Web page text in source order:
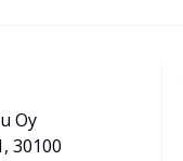
Oy
30100